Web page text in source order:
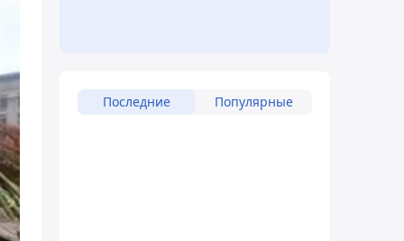
Последние Популярные